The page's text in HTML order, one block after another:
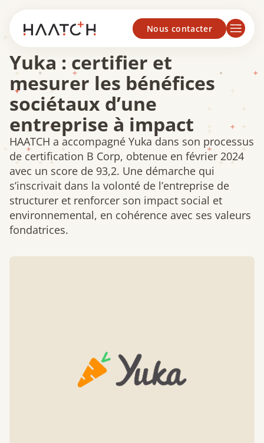
Nous contacter
Yuka : certifier et
mesurer les bénéfices
sociétaux d’une
entreprise à impact
HAATCH a accompagné Yuka dans son processus
de certification B Corp, obtenue en février 2024
avec un score de 93,2. Une démarche qui
s’inscrivait dans la volonté de l’entreprise de
structurer et renforcer son impact social et
environnemental, en cohérence avec ses valeurs
fondatrices.